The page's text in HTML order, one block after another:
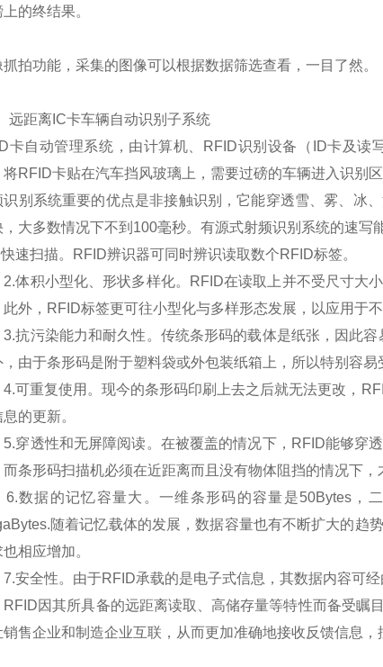
的终结果。
抓拍功能，采集的图像可以根据数据筛选查看，一目了然。
、远距离IC卡车辆自动识别子系统
卡自动管理系统，由计算机、RFID识别设备（ID卡及读
将RFID卡贴在汽车挡风玻璃上，需要过磅的车辆进入识别
识别系统重要的优点是非接触识别，它能穿透雪、雾、冰
，大多数情况下不到100毫秒。有源式射频识别系统的速写
快速扫描。RFID辨识器可同时辨识读取数个RFID标签。
积小型化、形状多样化。RFID在读取上并不受尺寸大
此外，RFID标签更可往小型化与多样形态发展，以应用于不
抗污染能力和耐久性。传统条形码的载体是纸张，因此容
，由于条形码是附于塑料袋或外包装纸箱上，所以特别容
重复使用。现今的条形码印刷上去之后就无法更改，
的更新。
透性和无屏障阅读。在被覆盖的情况下，RFID能够穿
而条形码扫描机必须在近距离而且没有物体阻挡的情况下，
据的记忆容量大。一维条形码的容量是50Bytes，
随着记忆载体的发展，数据容量也有不断扩大的趋
相应增加。
全性。由于RFID承载的是电子式信息，其数据内容可经
因其所具备的远距离读取、高储存量等特性而备受瞩
销售企业和制造企业互联，从而更加准确地接收反馈信息，